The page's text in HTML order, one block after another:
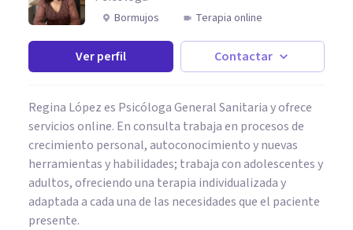
Bormujos Terapia online
Ver perfil Contactar
Regina López es Psicóloga General Sanitaria y ofrece
servicios online. En consulta trabaja en procesos de
crecimiento personal, autoconocimiento y nuevas
herramientas y habilidades; trabaja con adolescentes y
adultos, ofreciendo una terapia individualizada y
adaptada a cada una de las necesidades que el paciente
presente.